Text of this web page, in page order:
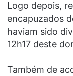
Logo depois,
encapuzados
haviam sido
12h17 deste
Também de